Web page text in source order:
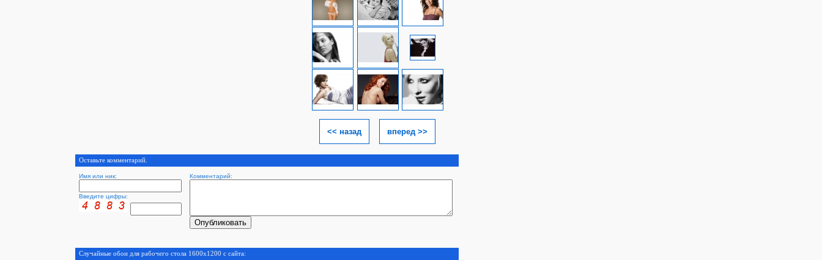
<< назад вперед >>
Оставьте комментарий.
Имя или ник: Комментарий:
Введите цифры:
Случайные обои для рабочего стола 1600x1200 с сайта: